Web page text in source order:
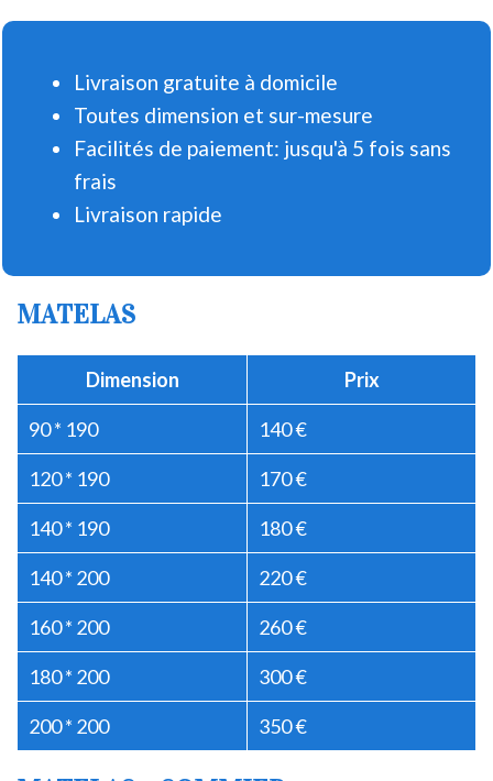
Livraison gratuite à domicile
Toutes dimension et sur-mesure
Facilités de paiement: jusqu'à 5 fois sans
frais
Livraison rapide
MATELAS
Dimension Prix
90 * 190 140 €
120 * 190 170 €
140 * 190 180 €
140 * 200 220 €
160 * 200 260 €
180 * 200 300 €
200 * 200 350 €